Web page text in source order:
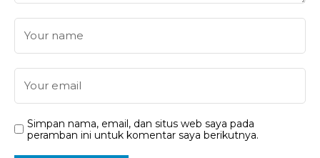
Simpan nama, email, dan situs web saya pada
peramban ini untuk komentar saya berikutnya.